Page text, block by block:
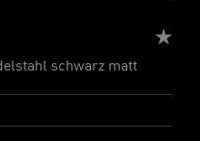
schwarz matt